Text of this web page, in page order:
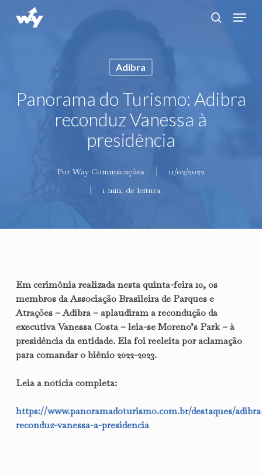
Menu
Adibra
Panorama do Turismo: Adibra
reconduz Vanessa à
presidência
Por Way Comunicações
11/02/2022
1 min. de leitura
Em cerimônia realizada nesta quinta-feira 10, os
membros da Associação Brasileira de Parques e
Atrações – Adibra – aplaudiram a recondução da
executiva Vanessa Costa – leia-se Moreno’s Park – à
presidência da entidade. Ela foi reeleita por aclamação
para comandar o biênio 2022-2023.
Leia a notícia completa:
https://www.panoramadoturismo.com.br/destaques/
reconduz-vanessa-a-presidencia